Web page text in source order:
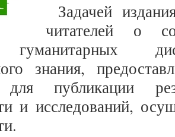
Задачей
читателей о
гуманитарных
знания,
публикации
и исследований,